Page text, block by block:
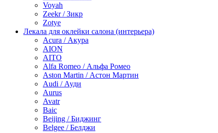
Voyah
Zeekr / Зикр
Zotye
Лекала для оклейки салона (интерьера)
Acura / Акура
AION
AITO
Alfa Romeo / Альфа Ромео
Aston Martin / Астон Мартин
Audi / Ауди
Aurus
Avatr
Baic
Beijing / Биджинг
Belgee / Белджи